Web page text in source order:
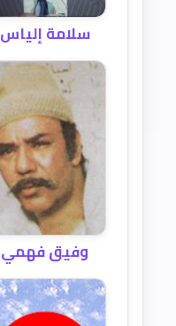
سلامة إلياس
وفيق فهمي